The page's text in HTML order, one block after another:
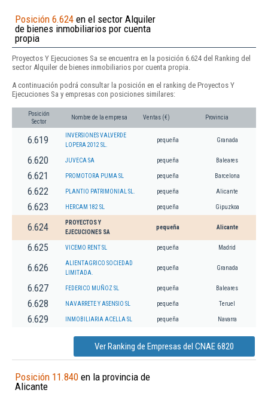
Posición 6.624 en el sector Alquiler
de bienes inmobiliarios por cuenta
propia
Proyectos Y Ejecuciones Sa se encuentra en la posición 6.624 del Ranking del
sector Alquiler de bienes inmobiliarios por cuenta propia.
A continuación podrá consultar la posición en el ranking de Proyectos Y
Ejecuciones Sa y empresas con posiciones similares:
Posición
Sector
Nombre de la empresa Ventas (€) Provincia
6.619
INVERSIONES VALVERDE
LOPERA 2012 SL.
pequeña Granada
6.620 JUVECA SA pequeña Baleares
6.621 PROMOTORA PUMA SL pequeña Barcelona
6.622 PLANTIO PATRIMONIAL SL. pequeña Alicante
6.623 HERCAM 182 SL pequeña Gipuzkoa
6.624
PROYECTOS Y
EJECUCIONES SA
pequeña Alicante
6.625 VICEMO RENT SL pequeña Madrid
6.626
ALIENTAGRICO SOCIEDAD
LIMITADA.
pequeña Granada
6.627 FEDERICO MUÑOZ SL pequeña Baleares
6.628 NAVARRETE Y ASENSIO SL pequeña Teruel
6.629 INMOBILIARIA ACELLA SL pequeña Navarra
Ver Ranking de Empresas del CNAE 6820
Posición 11.840 en la provincia de
Alicante